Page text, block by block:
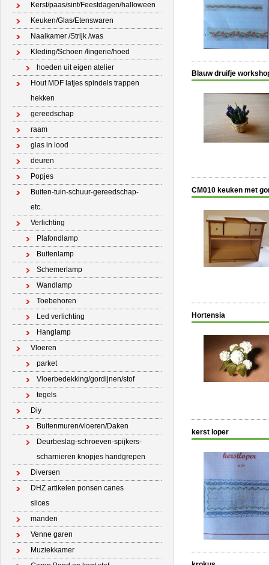
Kerst/paas/sint/Feestdagen/halloween
Keuken/Glas/Etenswaren
Naaikamer /Strijk /was
Kleding/Schoen /lingerie/hoed
hoeden uit eigen atelier
Hout MDF latjes spindels trappen
hekken
gereedschap
raam
glas in lood
deuren
Popjes
Buiten-tuin-schuur-gereedschap-
etc.
Verlichting
Plafondlamp
Buitenlamp
Schemerlamp
Wandlamp
Toebehoren
Led verlichting
Hanglamp
Vloeren
parket
Vloerbedekking/gordijnen/stof
tegels
Diy
Buitenmuren/vloeren/Daken
Deurbeslag-schroeven-spijkers-
scharnieren knopjes handgrepen
Diversen
DHZ artikelen ponsen canes
slices
manden
Venne garen
Muziekkamer
Blauw druifje
CM010 keuken met
Hortensia
kerst loper